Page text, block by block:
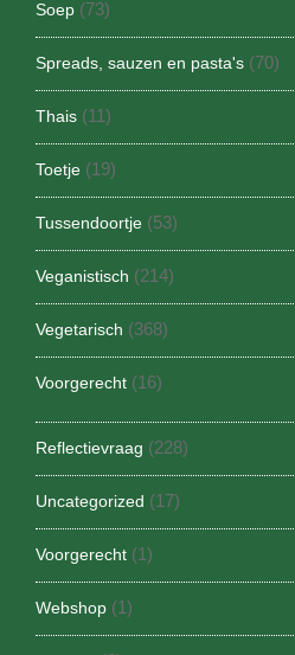
Soep (73)
Spreads, sauzen en pasta's (70)
Thais (11)
Toetje (19)
Tussendoortje (53)
Veganistisch (214)
Vegetarisch (368)
Voorgerecht (16)
Reflectievraag (228)
Uncategorized (17)
Voorgerecht (1)
Webshop (1)